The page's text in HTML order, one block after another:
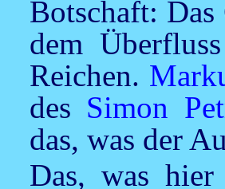
Botschaft:
dem
Reichen.
des Simon
das, was der
Das, was